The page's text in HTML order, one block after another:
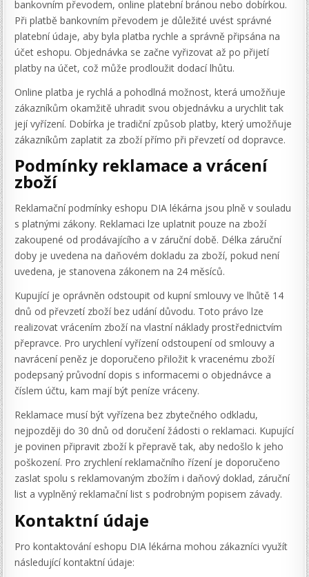
bankovním převodem, online platební bránou nebo dobírkou.
Při platbě bankovním převodem je důležité uvést správné
platební údaje, aby byla platba rychle a správně připsána na
účet eshopu. Objednávka se začne vyřizovat až po přijetí
platby na účet, což může prodloužit dodací lhůtu.
Online platba je rychlá a pohodlná možnost, která umožňuje
zákazníkům okamžitě uhradit svou objednávku a urychlit tak
její vyřízení. Dobírka je tradiční způsob platby, který umožňuje
zákazníkům zaplatit za zboží přímo při převzetí od dopravce.
Podmínky reklamace a vrácení
zboží
Reklamační podmínky eshopu DIA lékárna jsou plně v souladu
s platnými zákony. Reklamaci lze uplatnit pouze na zboží
zakoupené od prodávajícího a v záruční době. Délka záruční
doby je uvedena na daňovém dokladu za zboží, pokud není
uvedena, je stanovena zákonem na 24 měsíců.
Kupující je oprávněn odstoupit od kupní smlouvy ve lhůtě 14
dnů od převzetí zboží bez udání důvodu. Toto právo lze
realizovat vrácením zboží na vlastní náklady prostřednictvím
přepravce. Pro urychlení vyřízení odstoupení od smlouvy a
navrácení peněz je doporučeno přiložit k vracenému zboží
podepsaný průvodní dopis s informacemi o objednávce a
číslem účtu, kam mají být peníze vráceny.
Reklamace musí být vyřízena bez zbytečného odkladu,
nejpozději do 30 dnů od doručení žádosti o reklamaci. Kupující
je povinen připravit zboží k přepravě tak, aby nedošlo k jeho
poškození. Pro zrychlení reklamačního řízení je doporučeno
zaslat spolu s reklamovaným zbožím i daňový doklad, záruční
list a vyplněný reklamační list s podrobným popisem závady.
Kontaktní údaje
Pro kontaktování eshopu DIA lékárna mohou zákazníci využít
následující kontaktní údaje: